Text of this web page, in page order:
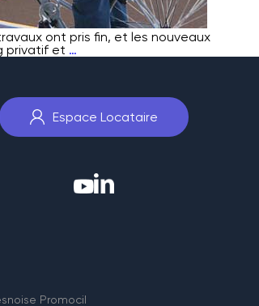
ont pris fin, et les nouveaux
privatif et …
Mésanges
Espace Locataire
Promocil